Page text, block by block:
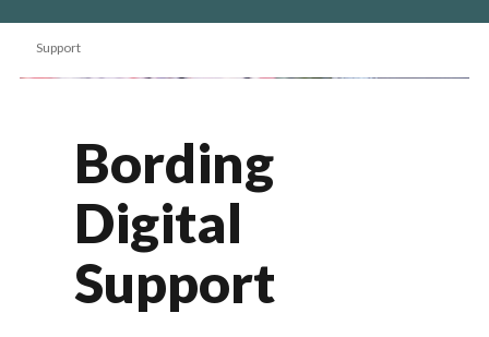
Support
Bording
Digital
Support